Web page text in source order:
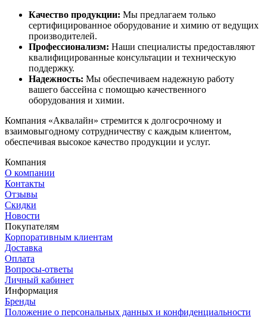
Качество продукции: Мы предлагаем только
сертифицированное оборудование и химию от ведущих
производителей.
Профессионализм: Наши специалисты предоставляют
квалифицированные консультации и техническую
поддержку.
Надежность: Мы обеспечиваем надежную работу
вашего бассейна с помощью качественного
оборудования и химии.
Компания «Аквалайн» стремится к долгосрочному и
взаимовыгодному сотрудничеству с каждым клиентом,
обеспечивая высокое качество продукции и услуг.
Компания
О компании
Контакты
Отзывы
Скидки
Новости
Покупателям
Корпоративным клиентам
Доставка
Оплата
Вопросы-ответы
Личный кабинет
Информация
Бренды
Положение о персональных данных и конфиденциальности